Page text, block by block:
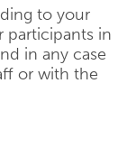
to your
participants in
in any case
or with the